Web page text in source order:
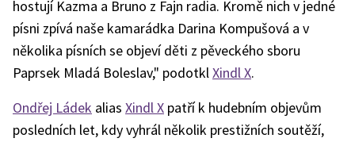
hostují Kazma a Bruno z Fajn radia. Kromě nich v jedné
písni zpívá naše kamarádka Darina Kompušová a v
několika písních se objeví děti z pěveckého sboru
Paprsek Mladá Boleslav," podotklXindl X.
Ondřej Ládek alias Xindl X patří k hudebním objevům
posledních let, kdy vyhrál několik prestižních soutěží,